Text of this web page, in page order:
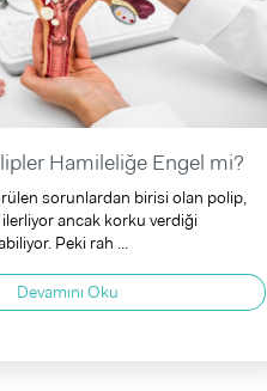
Hamileliğe Engel mi?
sorunlardan birisi olan polip,
ancak korku verdiği
Peki rah ...
Devamını Oku